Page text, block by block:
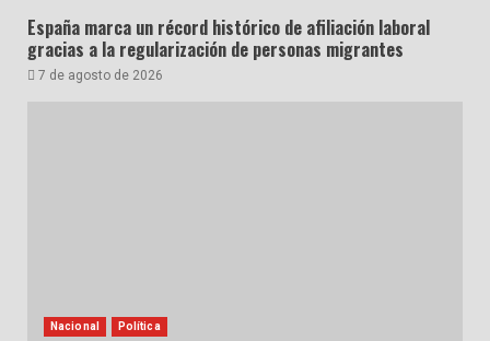
España marca un récord histórico de afiliación laboral
gracias a la regularización de personas migrantes
7 de agosto de 2026
Nacional Política